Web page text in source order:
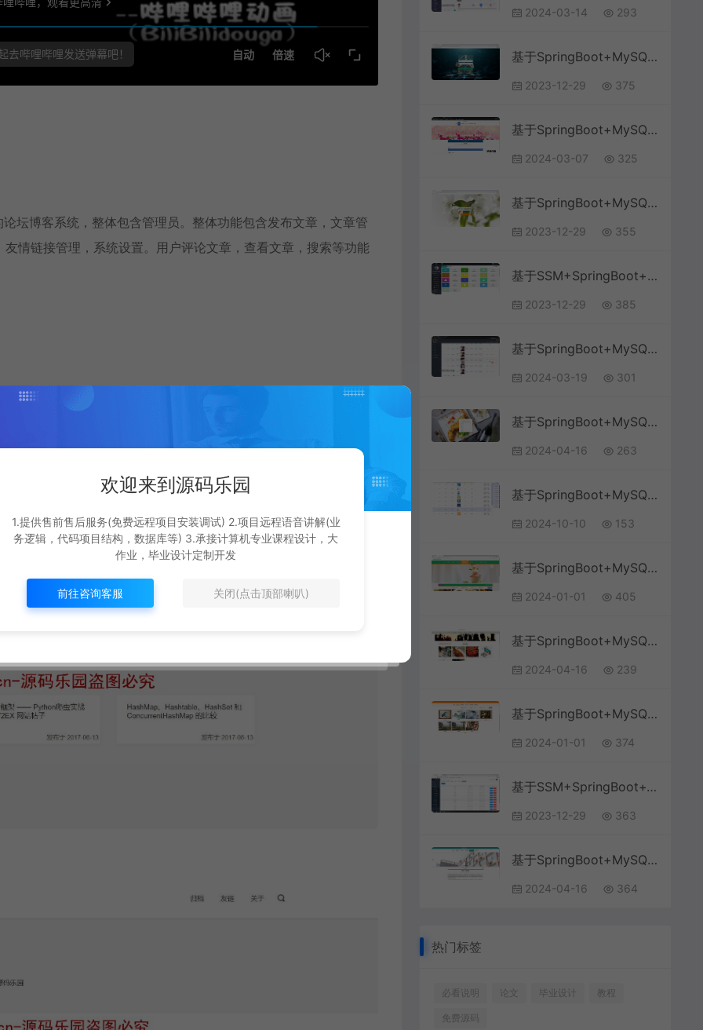
博客系统，整体包含管理员。整体功能包含发布文章，文章管
情链接管理，系统设置。用户评论文章，查看文章，搜索等功能
2024-03-14 293
基于SpringBoot+MySQL+Vue的在线考试与学习交流系统(附论文)
2023-12-29 375
基于SpringBoot+MySQL+Vue.js的论坛交流系统(附论文)
2024-03-07 325
基于SpringBoot+MySQL+Vue的论坛系统(附论文)
2023-12-29 355
基于SSM+SpringBoot+MySQL+LayUI的博客论坛系统
2023-12-29 385
基于SpringBoot+MySQL+Vue.js的旅游论坛设计(附论文)
2024-03-19 301
基于SpringBoot+MySQL+Vue.js的校园美食交流系统(附论文)
2024-04-16 263
基于SpringBoot+MySQL+Vue.js的考研论坛系统
2024-10-10 153
基于SpringBoot+MySQL+Vue的厨艺交流平台(附论文)
2024-01-01 405
基于SpringBoot+MySQL+Vue.js的学习论坛交流系统(附论文)
2024-04-16 239
基于SpringBoot+MySQL+Vue的论坛网站系统(附论文)
2024-01-01 374
基于SSM+SpringBoot+Vue前后端分离高校博客论坛系统
2023-12-29 363
基于SpringBoot+MySQL+Vue.js的学院学生论坛系统(附论文)
2024-04-16 364
热门标签
必看说明 论文 毕业设计 教程
免费源码
欢迎来到源码乐园
1.提供售前售后服务(免费远程项目安装调试) 2.项目远程语音讲解(业
务逻辑，代码项目结构，数据库等) 3.承接计算机专业课程设计，大
作业，毕业设计定制开发
前往咨询客服 关闭(点击顶部喇叭)